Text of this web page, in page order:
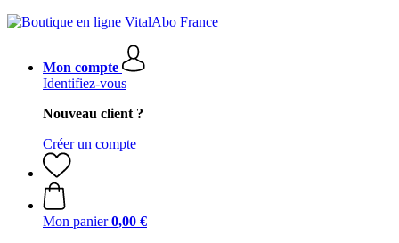
Mon compte
Identifiez-vous
Nouveau client ?
Créer un compte
Mon panier 0,00 €